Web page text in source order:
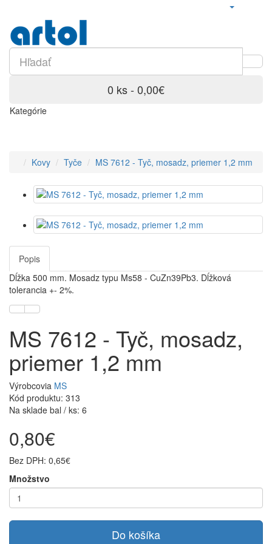
0 ks - 0,00€
Kategórie
Kovy Tyče MS 7612 - Tyč, mosadz, priemer 1,2 mm
Popis
Dĺžka 500 mm. Mosadz typu Ms58 - CuZn39Pb3. Dĺžková
tolerancia +- 2%.
MS 7612 - Tyč, mosadz,
priemer 1,2 mm
Výrobcovia MS
Kód produktu: 313
Na sklade bal / ks: 6
0,80€
Bez DPH: 0,65€
Množstvo
Do košíka